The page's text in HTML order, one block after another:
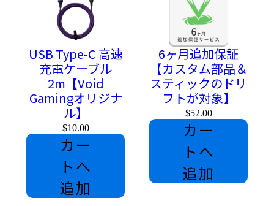
手の握った位置に自然にボタンがくるように設置されている
違和感なく、すぐに使用することが可能です。
リマップ機能については
から設定方法が確認できま
リマッピング機能を使うと無線時の充電の持ちが悪くなる場
合がございます。
・INTUITION（パドルタイプ）
取り替え可能な4つのパドル。
リマッピング機能とプロファイル機能がデフォルト搭載。
USB Type-C 高速
充電ケーブル
2m【Void
Gamingオリジナ
ル】
$10.00
カー
トへ
追加
6ヶ月追加保証
【カスタム部品＆
スティックのドリ
フトが対象】
$52.00
カー
トへ
追加